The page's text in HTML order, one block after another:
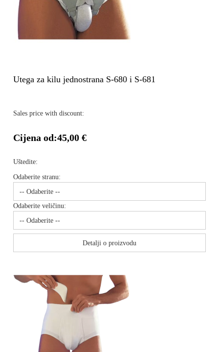
Utega za kilu jednostrana S-680 i S-681
Sales price with discount:
Cijena od:45,00 €
Uštedite:
Odaberite stranu:
Odaberite veličinu:
Detalji o proizvodu